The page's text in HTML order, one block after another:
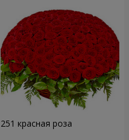
251 красная роза